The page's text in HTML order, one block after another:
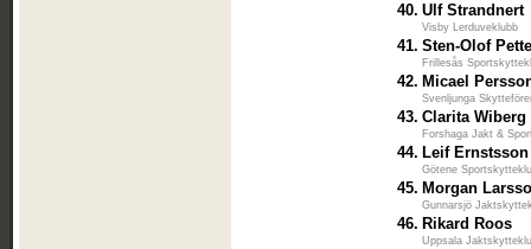
40. Ulf Strandnert
Visby Lerduveklubb
41. Sten-Olof
Frillesås
42. Micael
Svenljunga
43. Clarita Wiberg
Forshaga Jakt &
44. Leif Ernstsson
Götene
45. Morgan
Gunnarsjö
46. Rikard Roos
Uppsala